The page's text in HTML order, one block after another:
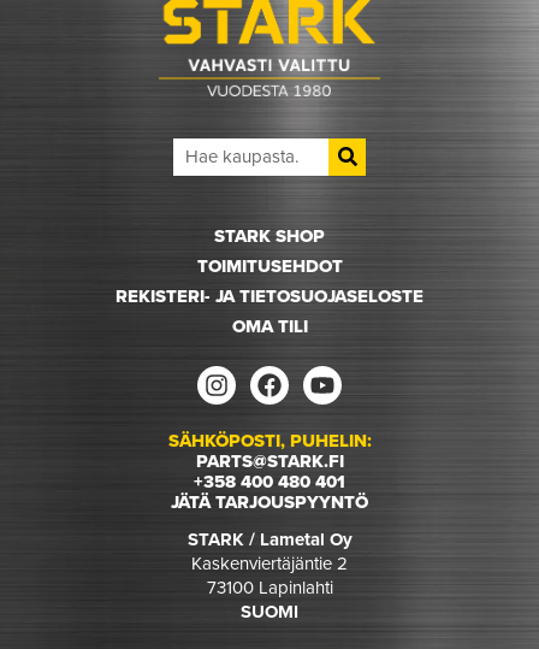
STARK SHOP
TOIMITUSEHDOT
REKISTERI- JA TIETOSUOJASELOSTE
OMA TILI
SÄHKÖPOSTI, PUHELIN:
PARTS@STARK.FI
+358 400 480 401
JÄTÄ TARJOUSPYYNTÖ
STARK / Lametal Oy
Kaskenviertäjäntie 2
73100 Lapinlahti
SUOMI